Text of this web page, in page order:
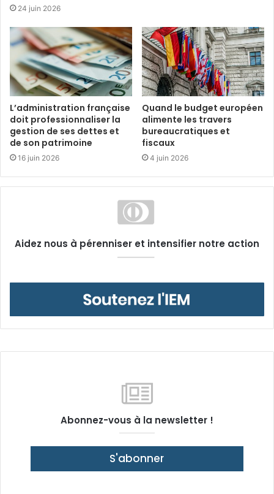
24 juin 2026
L’administration française
doit professionnaliser la
gestion de ses dettes et
de son patrimoine
16 juin 2026
Quand le budget européen
alimente les travers
bureaucratiques et
fiscaux
4 juin 2026
Aidez nous à pérenniser et intensifier notre action
Abonnez-vous à la newsletter !
S'abonner